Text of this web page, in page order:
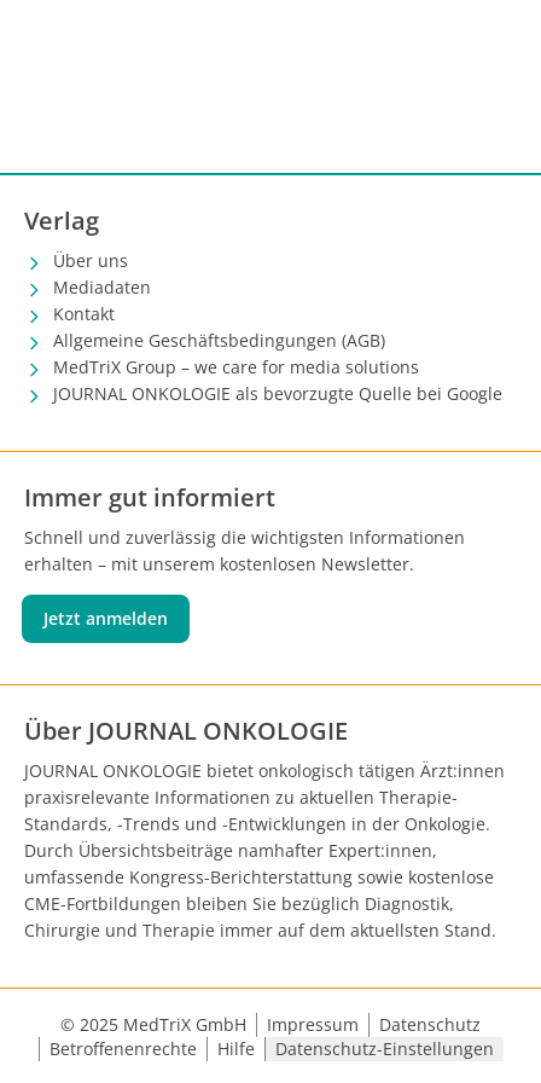
Verlag
Über uns
Mediadaten
Kontakt
Allgemeine Geschäftsbedingungen (AGB)
MedTriX Group – we care for media solutions
JOURNAL ONKOLOGIE als bevorzugte Quelle bei Google
Immer gut informiert
Schnell und zuverlässig die wichtigsten Informationen
erhalten – mit unserem kostenlosen Newsletter.
Jetzt anmelden
Über JOURNAL ONKOLOGIE
JOURNAL ONKOLOGIE bietet onkologisch tätigen Ärzt:innen
praxisrelevante Informationen zu aktuellen Therapie-
Standards, -Trends und -Entwicklungen in der Onkologie.
Durch Übersichtsbeiträge namhafter Expert:innen,
umfassende Kongress-Berichterstattung sowie kostenlose
CME-Fortbildungen bleiben Sie bezüglich Diagnostik,
Chirurgie und Therapie immer auf dem aktuellsten Stand.
© 2025 MedTriX GmbH Impressum
Datenschutz
Betroffenenrechte
Hilfe Datenschutz-Einstellungen